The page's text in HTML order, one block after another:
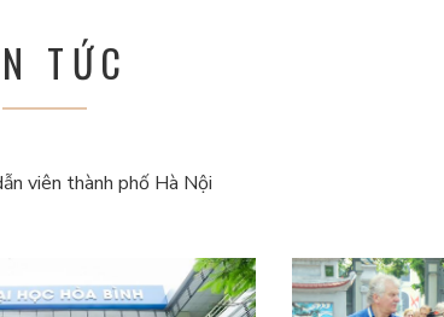
TỨC
viên thành phố Hà Nội